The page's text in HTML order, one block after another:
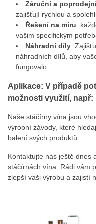
Záruční a
zajišťují rychlou a
Řešení na míru:
vašim specifickým
Náhradní díly:
náhradních dílů, aby
fungovalo.
Aplikace: V případě
možnosti využití, např:
Naše stáčírny vína jsou
výrobní závody, které
balení svých produktů.
Kontaktujte nás ještě dnes
stáčírnách vína. Rádi vám
zlepší vaši výrobu a zajistí